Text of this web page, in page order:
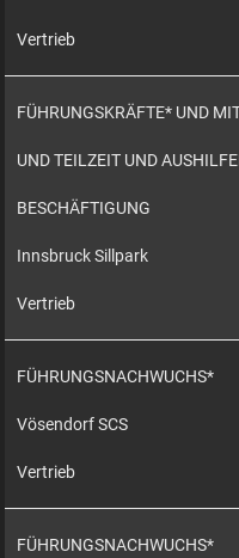
Vertrieb
FÜHRUNGSKRÄFTE* UND
UND TEILZEIT UND
BESCHÄFTIGUNG
Innsbruck Sillpark
Vertrieb
FÜHRUNGSNACHWUCHS*
Vösendorf SCS
Vertrieb
FÜHRUNGSNACHWUCHS*